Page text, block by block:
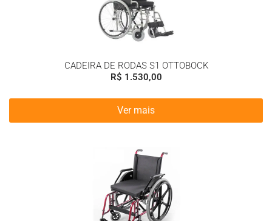
CADEIRA DE RODAS S1 OTTOBOCK
R$ 1.530,00
Ver mais